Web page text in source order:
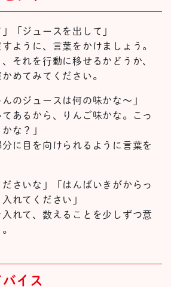
「ジュースを出して」
ように、言葉をかけましょう。
それを行動に移せるかどうか、
めてみてください。
のジュースは何の味かな～」
てあるから、りんご味かな。こっ
な？」
に目を向けられるように言葉を
ださいな」「はんばいきがからっ
れてください」
れて、数えることを少しずつ意
イス